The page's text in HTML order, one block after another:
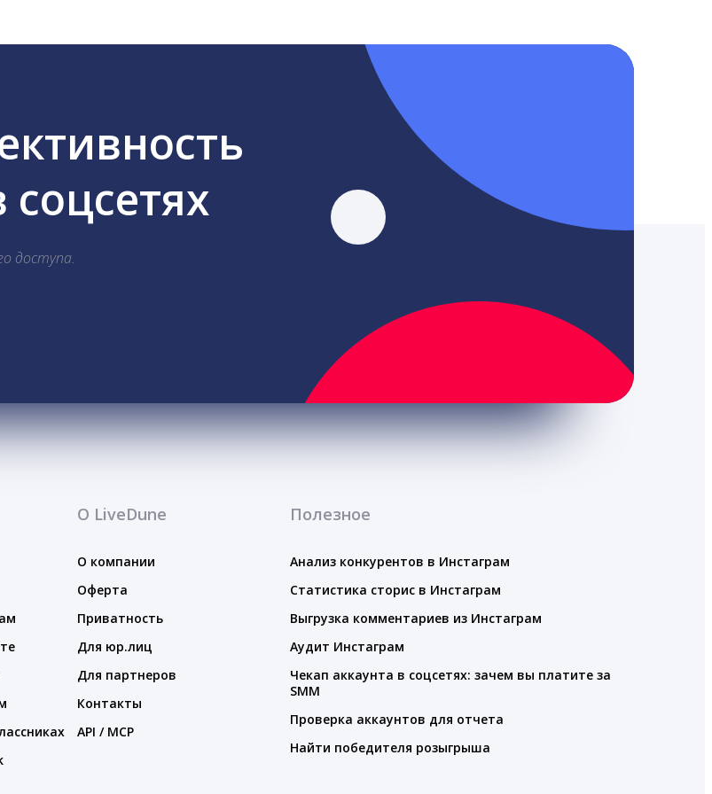
доступа.
О LiveDune
О компании
Оферта
Приватность
Для юр.лиц
Для партнеров
Контакты
API / MCP
Полезное
Анализ конкурентов в Инстаграм
Статистика сторис в Инстаграм
Выгрузка комментариев из Инстаграм
Аудит Инстаграм
Чекап аккаунта в соцсетях: зачем вы платите за
SMM
Проверка аккаунтов для отчета
Найти победителя розыгрыша